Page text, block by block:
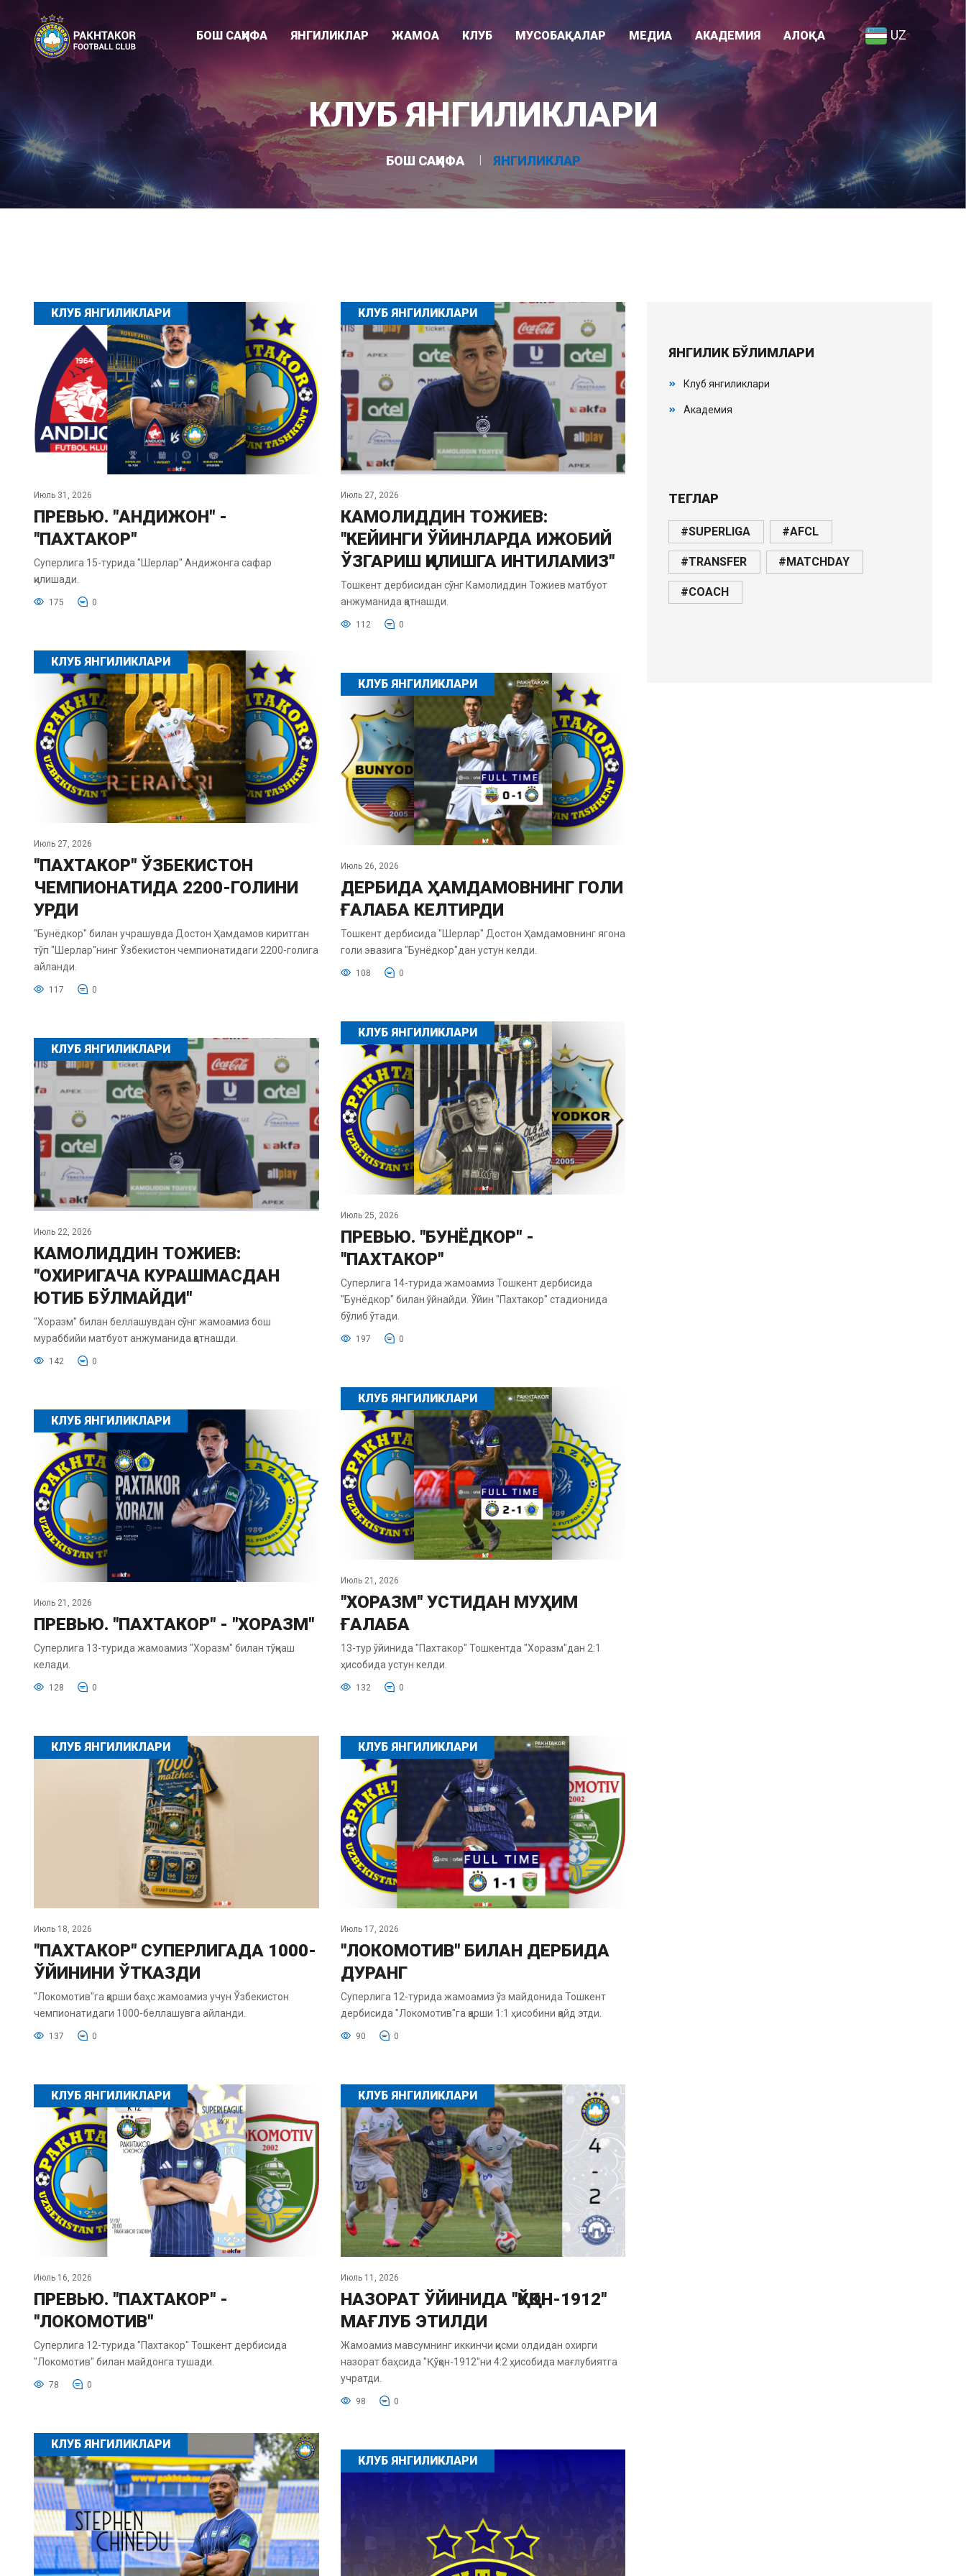
БОШ САҲИФА ЯНГИЛИКЛАР
Клуб янгиликлари
"ПАХТАКОР-79"
Академия
ЖАМОА
Раҳбарият
Мураббийлар
Асосий жамоа
КЛУБ
Клуб тарихи
Клуб ҳақида
Стадион
МУСОБАҚАЛАР
Суперлига
Ўзбекистон кубоги
U-21 лигаси
МЕДИА
Видео
Фотогалерея
АКАДЕМИЯ
Академия ҳақида
АЛОҚА UZ
КЛУБ ЯНГИЛИКЛАРИ
БОШ САҲИФА ЯНГИЛИКЛАР
КЛУБ ЯНГИЛИКЛАРИ
Июль 31, 2026
ПРЕВЬЮ. "АНДИЖОН" -
"ПАХТАКОР"
Суперлига 15-турида "Шерлар" Андижонга сафар
қилишади.
175 0
КЛУБ ЯНГИЛИКЛАРИ
Июль 27, 2026
КАМОЛИДДИН ТОЖИЕВ:
"КЕЙИНГИ ЎЙИНЛАРДА ИЖОБИЙ
ЎЗГАРИШ ҚИЛИШГА ИНТИЛАМИЗ"
Тошкент дербисидан сўнг Камолиддин Тожиев матбуот
анжуманида қатнашди.
112 0
КЛУБ ЯНГИЛИКЛАРИ
Июль 27, 2026
"ПАХТАКОР" ЎЗБЕКИСТОН
ЧЕМПИОНАТИДА 2200-ГОЛИНИ
УРДИ
"Бунёдкор" билан учрашувда Достон Ҳамдамов киритган
тўп "Шерлар"нинг Ўзбекистон чемпионатидаги 2200-голига
айланди.
117 0
КЛУБ ЯНГИЛИКЛАРИ
Июль 26, 2026
ДЕРБИДА ҲАМДАМОВНИНГ ГОЛИ
ҒАЛАБА КЕЛТИРДИ
Тошкент дербисида "Шерлар" Достон Ҳамдамовнинг ягона
голи эвазига "Бунёдкор"дан устун келди.
108 0
КЛУБ ЯНГИЛИКЛАРИ
Июль 25, 2026
ПРЕВЬЮ. "БУНЁДКОР" -
"ПАХТАКОР"
Суперлига 14-турида жамоамиз Тошкент дербисида
"Бунёдкор" билан ўйнайди. Ўйин "Пахтакор" стадионида
бўлиб ўтади.
197 0
КЛУБ ЯНГИЛИКЛАРИ
Июль 22, 2026
КАМОЛИДДИН ТОЖИЕВ:
"ОХИРИГАЧА КУРАШМАСДАН
ЮТИБ БЎЛМАЙДИ"
"Хоразм" билан беллашувдан сўнг жамоамиз бош
мураббийи матбуот анжуманида қатнашди.
142 0
КЛУБ ЯНГИЛИКЛАРИ
Июль 21, 2026
"ХОРАЗМ" УСТИДАН МУҲИМ
ҒАЛАБА
13-тур ўйинида "Пахтакор" Тошкентда "Хоразм"дан 2:1
ҳисобида устун келди.
132 0
КЛУБ ЯНГИЛИКЛАРИ
Июль 21, 2026
ПРЕВЬЮ. "ПАХТАКОР" - "ХОРАЗМ"
Суперлига 13-турида жамоамиз "Хоразм" билан тўқнаш
келади.
128 0
КЛУБ ЯНГИЛИКЛАРИ
Июль 18, 2026
"ПАХТАКОР" СУПЕРЛИГАДА 1000-
ЎЙИНИНИ ЎТКАЗДИ
"Локомотив"га қарши баҳс жамоамиз учун Ўзбекистон
чемпионатидаги 1000-беллашувга айланди.
137 0
КЛУБ ЯНГИЛИКЛАРИ
Июль 17, 2026
"ЛОКОМОТИВ" БИЛАН ДЕРБИДА
ДУРАНГ
Суперлига 12-турида жамоамиз ўз майдонида Тошкент
дербисида "Локомотив"га қарши 1:1 ҳисобини қайд этди.
90 0
КЛУБ ЯНГИЛИКЛАРИ
Июль 16, 2026
ПРЕВЬЮ. "ПАХТАКОР" -
"ЛОКОМОТИВ"
Суперлига 12-турида "Пахтакор" Тошкент дербисида
"Локомотив" билан майдонга тушади.
78 0
КЛУБ ЯНГИЛИКЛАРИ
Июль 11, 2026
НАЗОРАТ ЎЙИНИДА "ҚЎҚОН-1912"
МАҒЛУБ ЭТИЛДИ
Жамоамиз мавсумнинг иккинчи қисми олдидан охирги
назорат баҳсида "Қўқон-1912"ни 4:2 ҳисобида мағлубиятга
учратди.
98 0
КЛУБ ЯНГИЛИКЛАРИ
КЛУБ ЯНГИЛИКЛАРИ
ЯНГИЛИК БЎЛИМЛАРИ
Клуб янгиликлари
Академия
ТЕГЛАР
#SUPERLIGA #AFCL
#TRANSFER #MATCHDAY
#COACH